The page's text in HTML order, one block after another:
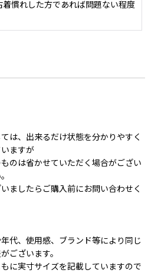
着慣れした方であれば問題ない程度
は、出来るだけ状態を分かりやすく
ますが
のは省かせていただく場合がござい
ましたらご購入前にお問い合わせく
代、使用感、ブランド等により同じ
ございます。
に実寸サイズを記載していますので